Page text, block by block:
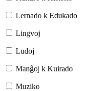
Lernado k Edukado
Lingvoj
Ludoj
Manĝoj k Kuirado
Muziko